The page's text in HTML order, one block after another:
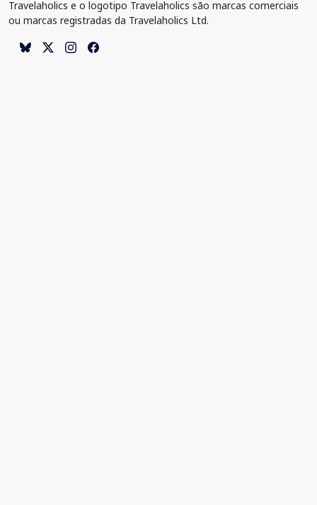
Travelaholics e o logotipo Travelaholics são marcas comerciais
ou marcas registradas da Travelaholics Ltd.